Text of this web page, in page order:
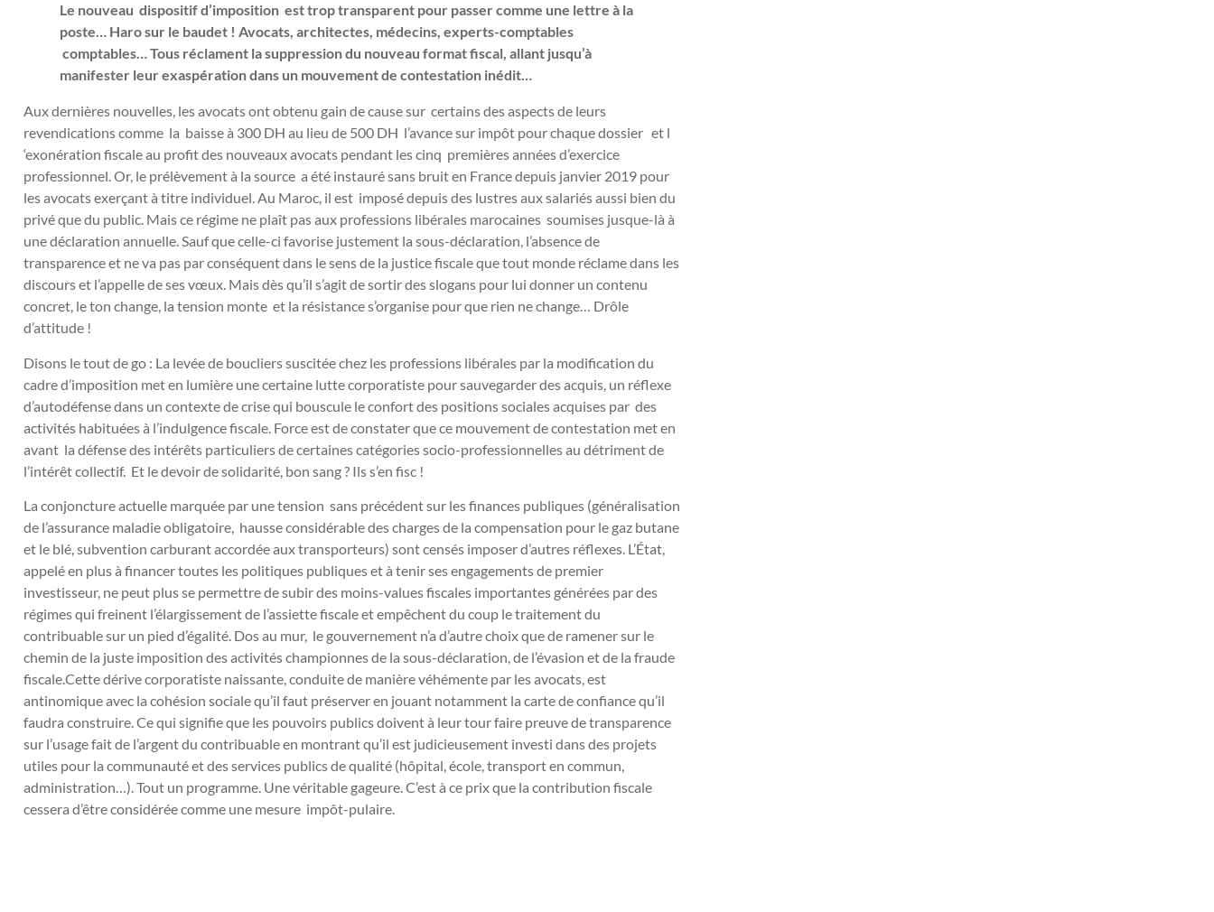
Le nouveau dispositif d’imposition est trop transparent pour passer comme une lettre à la
poste… Haro sur le baudet ! Avocats, architectes, médecins, experts-comptables
comptables… Tous réclament la suppression du nouveau format fiscal, allant jusqu’à
manifester leur exaspération dans un mouvement de contestation inédit…
Aux dernières nouvelles, les avocats ont obtenu gain de cause sur certains des aspects de leurs
revendications comme la baisse à 300 DH au lieu de 500 DH l’avance sur impôt pour chaque dossier et l
‘exonération fiscale au profit des nouveaux avocats pendant les cinq premières années d’exercice
professionnel. Or, le prélèvement à la source a été instauré sans bruit en France depuis janvier 2019 pour
les avocats exerçant à titre individuel. Au Maroc, il est imposé depuis des lustres aux salariés aussi bien du
privé que du public. Mais ce régime ne plaît pas aux professions libérales marocaines soumises jusque-là à
une déclaration annuelle. Sauf que celle-ci favorise justement la sous-déclaration, l’absence de
transparence et ne va pas par conséquent dans le sens de la justice fiscale que tout monde réclame dans les
discours et l’appelle de ses vœux. Mais dès qu’il s’agit de sortir des slogans pour lui donner un contenu
concret, le ton change, la tension monte et la résistance s’organise pour que rien ne change… Drôle
d’attitude !
Disons le tout de go : La levée de boucliers suscitée chez les professions libérales par la modification du
cadre d’imposition met en lumière une certaine lutte corporatiste pour sauvegarder des acquis, un réflexe
d’autodéfense dans un contexte de crise qui bouscule le confort des positions sociales acquises par des
activités habituées à l’indulgence fiscale. Force est de constater que ce mouvement de contestation met en
avant la défense des intérêts particuliers de certaines catégories socio-professionnelles au détriment de
l’intérêt collectif. Et le devoir de solidarité, bon sang ? Ils s’en fisc !
La conjoncture actuelle marquée par une tension sans précédent sur les finances publiques (généralisation
de l’assurance maladie obligatoire, hausse considérable des charges de la compensation pour le gaz butane
et le blé, subvention carburant accordée aux transporteurs) sont censés imposer d’autres réflexes. L’État,
appelé en plus à financer toutes les politiques publiques et à tenir ses engagements de premier
investisseur, ne peut plus se permettre de subir des moins-values fiscales importantes générées par des
régimes qui freinent l’élargissement de l’assiette fiscale et empêchent du coup le traitement du
contribuable sur un pied d’égalité. Dos au mur, le gouvernement n’a d’autre choix que de ramener sur le
chemin de la juste imposition des activités championnes de la sous-déclaration, de l’évasion et de la fraude
fiscale.Cette dérive corporatiste naissante, conduite de manière véhémente par les avocats, est
antinomique avec la cohésion sociale qu’il faut préserver en jouant notamment la carte de confiance qu’il
faudra construire. Ce qui signifie que les pouvoirs publics doivent à leur tour faire preuve de transparence
sur l’usage fait de l’argent du contribuable en montrant qu’il est judicieusement investi dans des projets
utiles pour la communauté et des services publics de qualité (hôpital, école, transport en commun,
administration…). Tout un programme. Une véritable gageure. C’est à ce prix que la contribution fiscale
cessera d’être considérée comme une mesure impôt-pulaire.